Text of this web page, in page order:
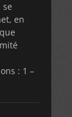
se
en
: 1 –